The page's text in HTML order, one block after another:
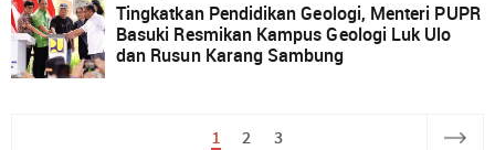
Tingkatkan Pendidikan Geologi, Menteri PUPR
Basuki Resmikan Kampus Geologi Luk Ulo
dan Rusun Karang Sambung
1 2 3